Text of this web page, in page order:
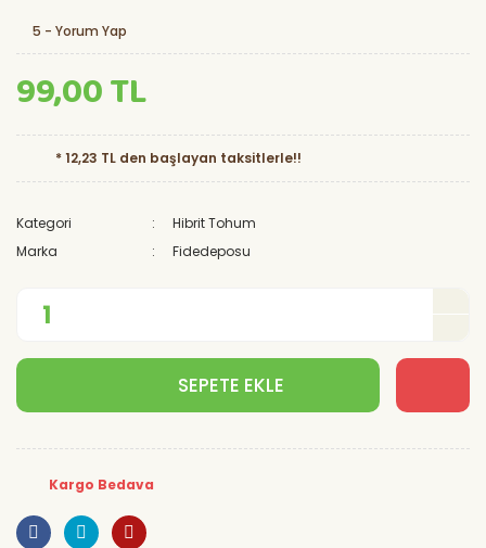
5 - Yorum Yap
99,00 TL
* 12,23 TL den başlayan taksitlerle!!
Kategori
Hibrit Tohum
Marka
Fidedeposu
SEPETE EKLE
Kargo Bedava